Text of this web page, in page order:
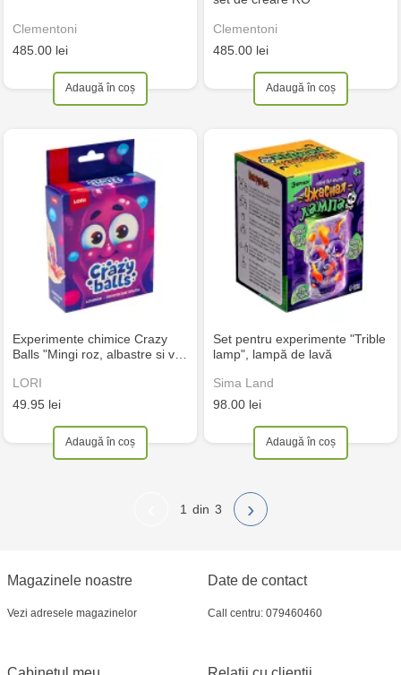
Clementoni
485.00 lei
Adaugă în coș
Clementoni
485.00 lei
Adaugă în coș
Experimente chimice Crazy
Balls "Mingi roz, albastre si v…
LORI
49.95 lei
Adaugă în coș
Set pentru experimente "Trible
lamp", lampă de lavă
Sima Land
98.00 lei
Adaugă în coș
1 3 ›
Magazinele noastre
Vezi adresele magazinelor
Date de contact
Call centru: 079460460